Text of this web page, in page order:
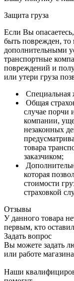
Защита груза
Если Вы
быть поврежден, то
дополнительными
транспортные
повреждений и
или утери груза
Специальная
Общая
случае порчи
компании,
незаконных
товара
заказчиком;
которая
стоимости
страховкой
Отзывы
У данного товара
первым, кто
Задать вопрос
Вы можете задать
или работе
Наши